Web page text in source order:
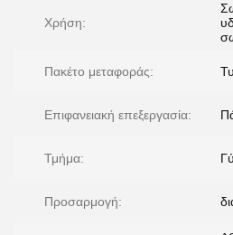
Χρήση:
Πακέτο μεταφοράς:
Επιφανειακή επεξεργασία:
Τμήμα:
Προσαρμογή: